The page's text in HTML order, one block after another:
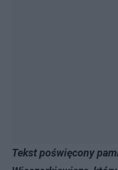
Tekst poświęcony